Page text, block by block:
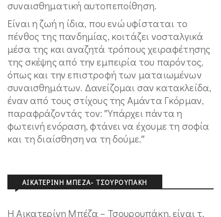
συναισθηματική αυτοπεποίθηση.
Είναι η ζωή η ίδια, που ενώ υφίσταται το
πένθος της πανδημίας, κοιτάζει νοσταλγικά
μέσα της και αναζητά τρόπους χειραφέτησης
της σκέψης από την εμπειρία του παρόντος,
όπως και την επιστροφή των ματαιωμένων
συναισθημάτων. Δανείζομαι σαν κατακλείδα,
έναν από τους στίχους της Αμάντα Γκόρμαν,
παραφράζοντάς τον: ″Υπάρχει πάντα η
φωτεινή ενόραση, φτάνει να έχουμε τη σοφία
και τη διαίσθηση να τη δούμε.″
ΑΙΚΑΤΕΡΊΝΗ ΜΠΈΖΑ- ΤΣΟΥΡΟΥΠΆΚΗ
Η Αικατερίνη Μπέζα – Τσουρουπάκη, είναι τ.